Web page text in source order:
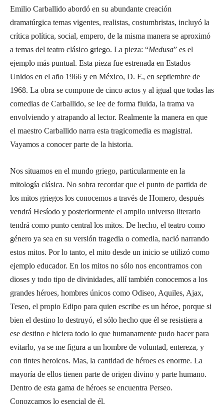
Emilio Carballido abordó en su abundante creación
dramatúrgica temas vigentes, realistas, costumbristas, incluyó la
crítica política, social, empero, de la misma manera se aproximó
a temas del teatro clásico griego. La pieza: “Medusa” es el
ejemplo más puntual. Esta pieza fue estrenada en Estados
Unidos en el año 1966 y en México, D. F., en septiembre de
1968. La obra se compone de cinco actos y al igual que todas las
comedias de Carballido, se lee de forma fluida, la trama va
envolviendo y atrapando al lector. Realmente la manera en que
el maestro Carballido narra esta tragicomedia es magistral.
Vayamos a conocer parte de la historia.
Nos situamos en el mundo griego, particularmente en la
mitología clásica. No sobra recordar que el punto de partida de
los mitos griegos los conocemos a través de Homero, después
vendrá Hesíodo y posteriormente el amplio universo literario
tendrá como punto central los mitos. De hecho, el teatro como
género ya sea en su versión tragedia o comedia, nació narrando
estos mitos. Por lo tanto, el mito desde un inicio se utilizó como
ejemplo educador. En los mitos no sólo nos encontramos con
dioses y todo tipo de divinidades, allí también conocemos a los
grandes héroes, hombres únicos como Odiseo, Aquiles, Ajax,
Teseo, el propio Edipo para quien escribe es un héroe, porque si
bien el destino lo destruyó, el sólo hecho que él se resistiera a
ese destino e hiciera todo lo que humanamente pudo hacer para
evitarlo, ya se me figura a un hombre de voluntad, entereza, y
con tintes heroicos. Mas, la cantidad de héroes es enorme. La
mayoría de ellos tienen parte de origen divino y parte humano.
Dentro de esta gama de héroes se encuentra Perseo.
Conozcamos lo esencial de él.